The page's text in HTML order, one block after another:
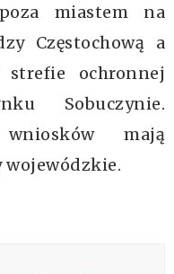
miastem na
Częstochową a
ochronnej
Sobuczynie.
mają
wojewódzkie.